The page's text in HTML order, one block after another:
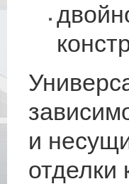
и
отделки